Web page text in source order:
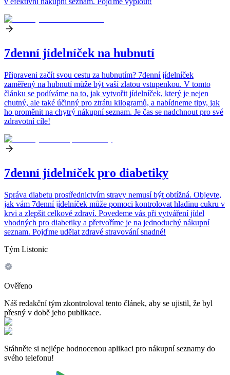
7denní jídelníček na hubnutí
Připraveni začít svou cestu za hubnutím? 7denní jídelníček
zaměřený na hubnutí může být vaší zlatou vstupenkou. V tomto
článku se podíváme na to, jak vytvořit jídelníček, který je nejen
chutný, ale také účinný pro ztrátu kilogramů, a nabídneme tipy, jak
ho proměnit na chytrý nákupní seznam. Je čas se nadchnout pro své
zdravotní cíle!
7denní jídelníček pro diabetiky
Správa diabetu prostřednictvím stravy nemusí být obtížná. Objevte,
jak vám 7denní jídelníček může pomoci kontrolovat hladinu cukru v
krvi a zlepšit celkové zdraví. Povedeme vás při vytváření jídel
vhodných pro diabetiky a přetvoříme je na jednoduchý nákupní
seznam. Pojďme udělat zdravé stravování snadné!
Tým Listonic
Ověřeno
Náš redakční tým zkontroloval tento článek, aby se ujistil, že byl
přesný v době jeho publikace.
Stáhněte si nejlépe hodnocenou aplikaci pro nákupní seznamy do
svého telefonu!